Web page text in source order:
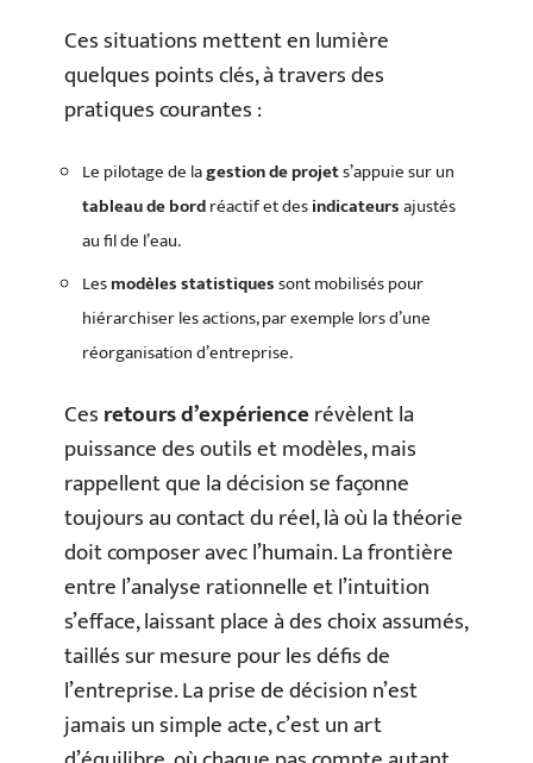
Ces situations mettent en lumière
quelques points clés, à travers des
pratiques courantes :
Le pilotage de lagestion de projets’appuie sur un
tableau de bordréactif et desindicateursajustés
au fil de l’eau.
Lesmodèles statistiquessont mobilisés pour
hiérarchiser les actions, par exemple lors d’une
réorganisation d’entreprise.
Cesretours d’expériencerévèlent la
puissance des outils et modèles, mais
rappellent que la décision se façonne
toujours au contact du réel, là où la théorie
doit composer avec l’humain. La frontière
entre l’analyse rationnelle et l’intuition
s’efface, laissant place à des choix assumés,
taillés sur mesure pour les défis de
l’entreprise. La prise de décision n’est
jamais un simple acte, c’est un art